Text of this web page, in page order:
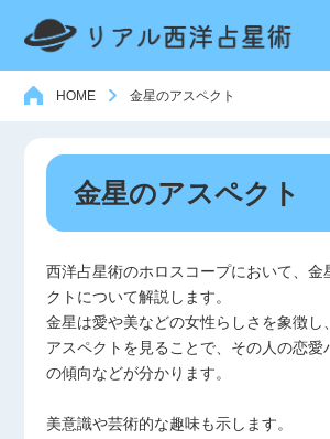
HOME 金星のアスペクト
金星のアスペクト
西洋占星術のホロスコープにおいて、金
クトについて解説します。
金星は愛や美などの女性らしさを象徴し
アスペクトを見ることで、その人の恋愛
の傾向などが分かります。
美意識や芸術的な趣味も示します。